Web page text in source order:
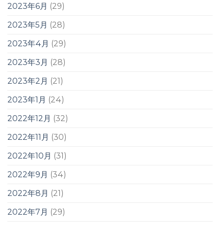
2023年6月 (29)
2023年5月 (28)
2023年4月 (29)
2023年3月 (28)
2023年2月 (21)
2023年1月 (24)
2022年12月 (32)
2022年11月 (30)
2022年10月 (31)
2022年9月 (34)
2022年8月 (21)
2022年7月 (29)